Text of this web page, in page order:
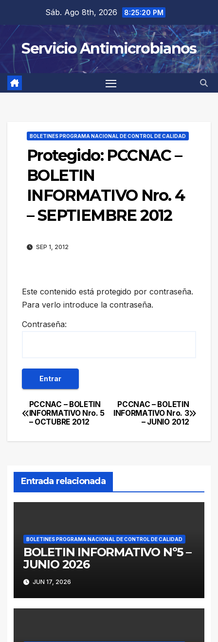
contenido
Sáb. Ago 8th, 2026 8:25:20 PM
Servicio Antimicrobianos
BOLETINES PROGRAMA NACIONAL DE CONTROL DE CALIDAD
Protegido: PCCNAC –
BOLETIN
INFORMATIVO Nro. 4
– SEPTIEMBRE 2012
SEP 1, 2012
Este contenido está protegido por contraseña.
Para verlo introduce la contraseña.
Contraseña:
Navegación
de
PCCNAC – BOLETIN
INFORMATIVO Nro. 3
– JUNIO 2012
PCCNAC – BOLETIN
INFORMATIVO Nro. 5
– OCTUBRE 2012
Entrada relacionada
BOLETINES PROGRAMA NACIONAL DE CONTROL DE CALIDAD
BOLETIN INFORMATIVO Nº5 –
JUNIO 2026
JUN 17, 2026